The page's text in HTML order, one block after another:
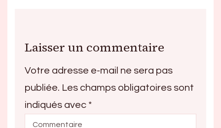
Laisser un commentaire
Votre adresse e-mail ne sera pas
publiée. Les champs obligatoires sont
indiqués avec *